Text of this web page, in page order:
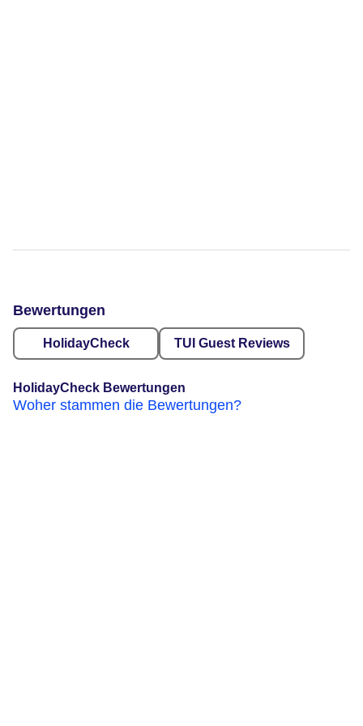
Bewertungen
HolidayCheck TUI Guest Reviews
HolidayCheck Bewertungen
Woher stammen die Bewertungen?